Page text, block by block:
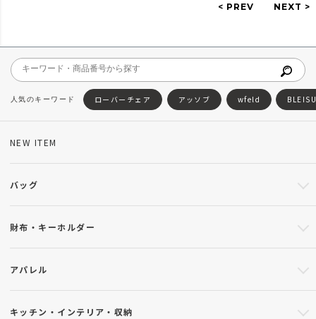
ローバーチェア アッソブ wfeld
NEW ITEM
バッグ
財布・キーホルダー
アパレル
キッチン・インテリア・収納